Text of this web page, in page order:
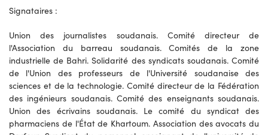
Signataires :
Union des journalistes soudanais. Comité directeur de
l'Association du barreau soudanais. Comités de la zone
industrielle de Bahri. Solidarité des syndicats soudanais. Comité
de l'Union des professeurs de l'Université soudanaise des
sciences et de la technologie. Comité directeur de la Fédération
des ingénieurs soudanais. Comité des enseignants soudanais.
Union des écrivains soudanais. Le comité du syndicat des
pharmaciens de l'État de Khartoum. Association des avocats du